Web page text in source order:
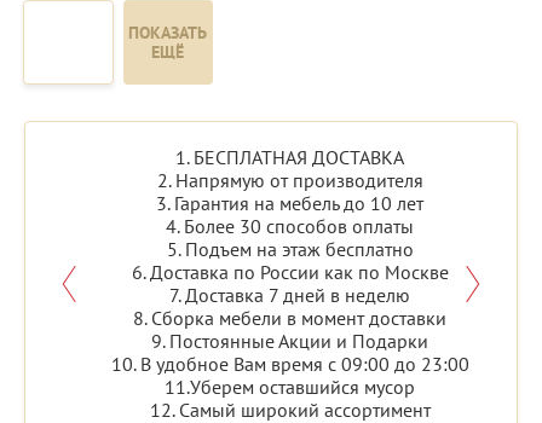
ПОКАЗАТЬ
ЕЩЁ
1. БЕСПЛАТНАЯ ДОСТАВКА
2. Напрямую от производителя
3. Гарантия на мебель до 10 лет
4. Более 30 способов оплаты
5. Подъем на этаж бесплатно
6. Доставка по России как по Москве
7. Доставка 7 дней в неделю
8. Сборка мебели в момент доставки
9. Постоянные Акции и Подарки
10. В удобное Вам время с 09:00 до 23:00
11.Уберем оставшийся мусор
12. Самый широкий ассортимент